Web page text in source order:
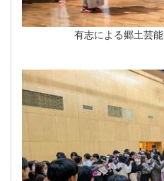
有志による郷土芸能